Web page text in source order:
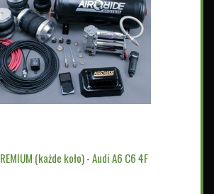
(każde koło) - Audi A6 C6 4F